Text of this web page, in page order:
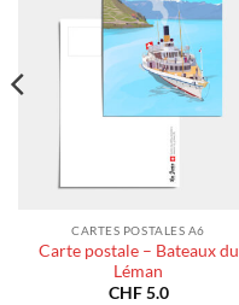
CARTES POSTALES A6
Carte postale – Bateaux du
Léman
CHF5.0